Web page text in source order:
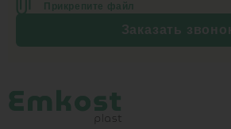
Прикрепите файл
Заказать